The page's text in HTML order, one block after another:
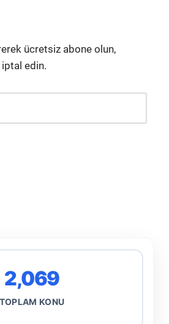
ücretsiz abone olun,
edin.
2,069
TOPLAM KONU